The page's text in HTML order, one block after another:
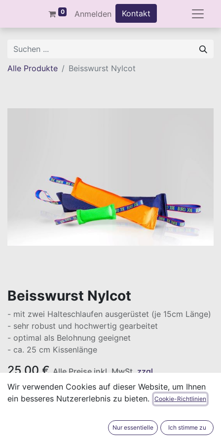
0 Anmelden Kontakt
Alle Produkte Beisswurst Nylcot
Beisswurst Nylcot
- mit zwei Halteschlaufen ausgerüstet (je 15cm Länge)
- sehr robust und hochwertig gearbeitet
- optimal als Belohnung geeignet
- ca. 25 cm Kissenlänge
25,00 € Alle Preise inkl. MwSt. zzgl.
Versandkosten
Wird bei Bestellung so schnell wie möglich ausgeliefert!
Wir verwenden Cookies auf dieser Website, um Ihnen
ein besseres Nutzererlebnis zu bieten.
Cookie-Richtlinien
Nur essentielle Ich stimme zu